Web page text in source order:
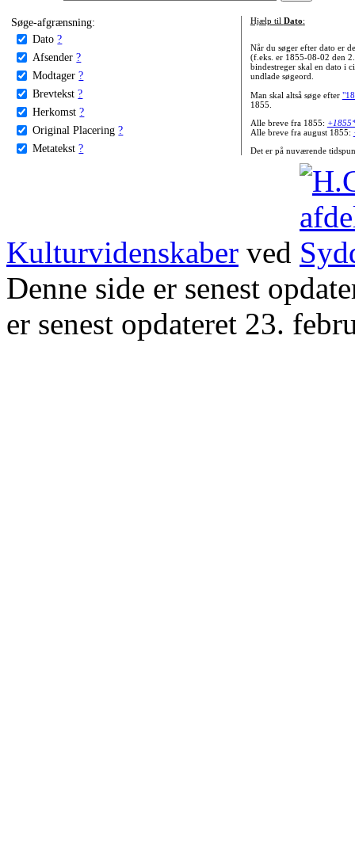
Søge-afgrænsning:
Dato ?
Afsender ?
Modtager ?
Brevtekst ?
Herkomst ?
Original Placering ?
Metatekst ?
Hjælp til Dato:
Når du søger efter dato er
(f.eks. er 1855-08-02 den
bindestreger skal en dato i
undlade søgeord.
Man skal altså søge efter
1855.
Alle breve fra 1855:
Alle breve fra august 1855:
Det er på nuværende
Kulturvidenskaber ved
Denne side er senest
er senest opdateret 23.